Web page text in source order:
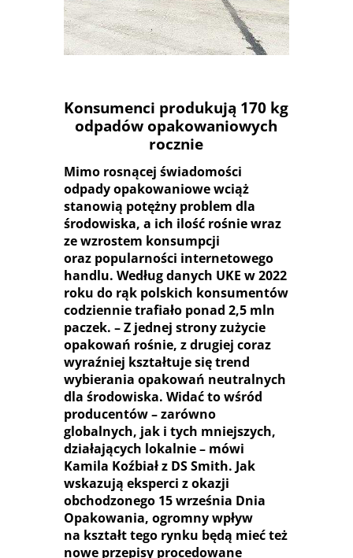
SYSTEM
Konsumenci produkują 170 kg
odpadów opakowaniowych
rocznie
Mimo rosnącej świadomości
odpady opakowaniowe wciąż
stanowią potężny problem dla
środowiska, a ich ilość rośnie wraz
ze wzrostem konsumpcji
oraz popularności internetowego
handlu. Według danych UKE w 2022
roku do rąk polskich konsumentów
codziennie trafiało ponad 2,5 mln
paczek. – Z jednej strony zużycie
opakowań rośnie, z drugiej coraz
wyraźniej kształtuje się trend
wybierania opakowań neutralnych
dla środowiska. Widać to wśród
producentów – zarówno
globalnych, jak i tych mniejszych,
działających lokalnie – mówi
Kamila Koźbiał z DS Smith. Jak
wskazują eksperci z okazji
obchodzonego 15 września Dnia
Opakowania, ogromny wpływ
na kształt tego rynku będą mieć też
nowe przepisy procedowane